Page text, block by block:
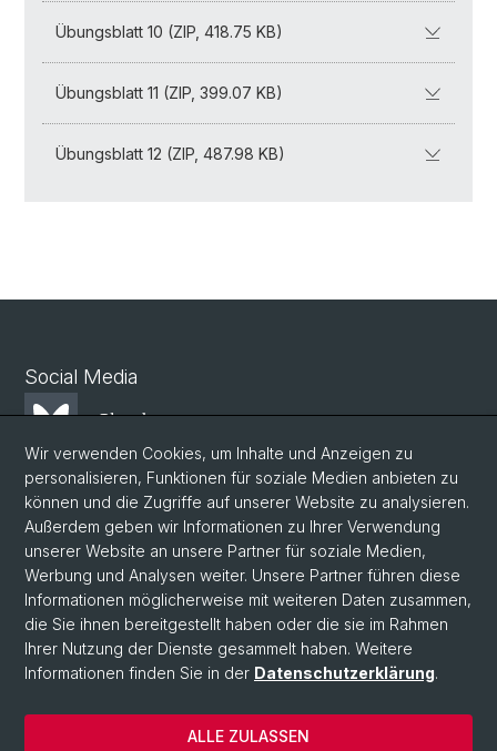
Übungsblatt 10 (ZIP, 418.75 KB)
Übungsblatt 11 (ZIP, 399.07 KB)
Übungsblatt 12 (ZIP, 487.98 KB)
Social Media
Bluesky
Mastodon
LinkedIn
Instagram
© Universität Basel
Datenschutzerklärung
Wir verwenden Cookies, um Inhalte und Anzeigen zu
personalisieren, Funktionen für soziale Medien anbieten zu
können und die Zugriffe auf unserer Website zu analysieren.
Außerdem geben wir Informationen zu Ihrer Verwendung
unserer Website an unsere Partner für soziale Medien,
Werbung und Analysen weiter. Unsere Partner führen diese
Informationen möglicherweise mit weiteren Daten zusammen,
die Sie ihnen bereitgestellt haben oder die sie im Rahmen
Ihrer Nutzung der Dienste gesammelt haben. Weitere
Informationen finden Sie in der Datenschutzerklärung.
ALLE ZULASSEN